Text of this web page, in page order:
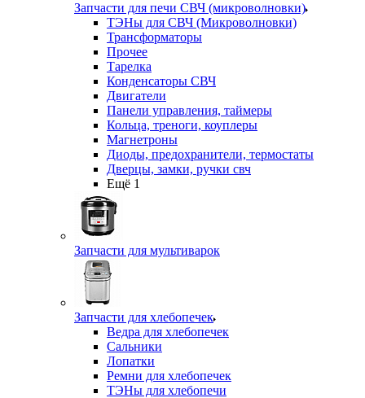
Запчасти для печи СВЧ (микроволновки)
ТЭНы для СВЧ (Микроволновки)
Трансформаторы
Прочее
Тарелка
Конденсаторы СВЧ
Двигатели
Панели управления, таймеры
Кольца, треноги, коуплеры
Магнетроны
Диоды, предохранители, термостаты
Дверцы, замки, ручки свч
Ещё 1
Запчасти для мультиварок
Запчасти для хлебопечек
Ведра для хлебопечек
Сальники
Лопатки
Ремни для хлебопечек
ТЭНы для хлебопечи